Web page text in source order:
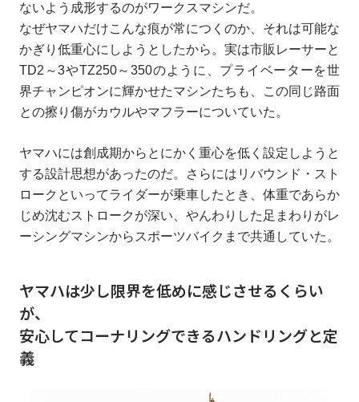
ないよう成形するのがワークスマシンだ。
なぜヤマハだけこんな痕が常につくのか、それは可能な
かぎり低重心にしようとしたから。実は市販レーサーと
TD2～3やTZ250～350のように、プライベーターを世
界チャンピオンに輝かせたマシンたちも、この同じ路面
との擦り傷がカウルやマフラーについていた。
ヤマハには創成期からとにかく重心を低く設定しようと
する設計思想があったのだ。さらにはリバウンド・スト
ロークといってライダーが乗車したとき、体重であらか
じめ沈むストロークが深い、やんわりした足まわりがレ
ーシングマシンからスポーツバイクまで共通していた。
ヤマハは少し限界を低めに感じさせるくらい
が、
安心してコーナリングできるハンドリングと定
義